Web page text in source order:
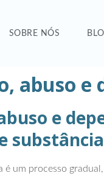
SOBRE NÓS
abuso e
e
é um processo